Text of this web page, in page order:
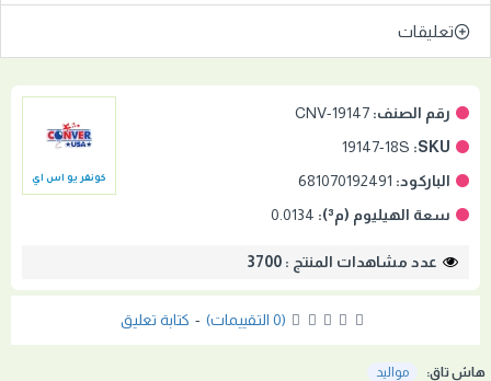
رقم الصنف: CNV-19147
SKU:
19147-18S
الباركود: 681070192491
سعة الهيليوم (م³):
0.0134
كونفر يو اس اي
عدد مشاهدات المنتج : 3700
(0 التقييمات) - كتابة تعليق
تعليقات
هاش تاق: مواليد